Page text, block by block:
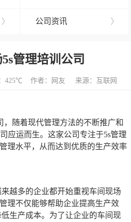
〉 公司资讯 〉
管理培训公司
425℃ 作者：网友 来源：互联网
，随着现代管理方法的不断推广和
应运而生。这家公司专注于5s管理
理水平，从而达到优质的生产效率
越多的企业都开始重视车间现场
理不仅能够帮助企业提高生产效
生产成本。为了让企业的车间现